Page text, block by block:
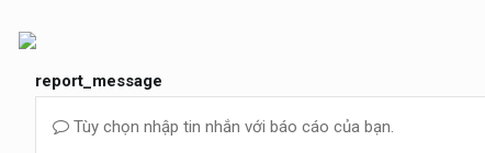
report_message
Tùy chọn nhập tin nhắn với báo cáo của bạn.